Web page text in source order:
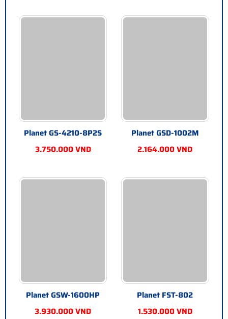
Planet GS-4210-8P2S
3.750.000 VND
Planet GSD-1002M
2.164.000 VND
Planet GSW-1600HP
3.930.000 VND
Planet FST-802
1.530.000 VND